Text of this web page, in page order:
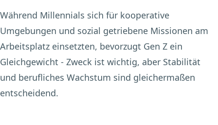
Während Millennials sich für kooperative
Umgebungen und sozial getriebene Missionen am
Arbeitsplatz einsetzten, bevorzugt Gen Z ein
Gleichgewicht - Zweck ist wichtig, aber Stabilität
und berufliches Wachstum sind gleichermaßen
entscheidend.